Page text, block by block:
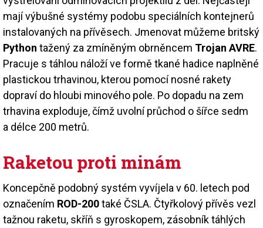
mají výbušné systémy podobu speciálních kontejnerů
instalovaných na přívěsech. Jmenovat můžeme britský
Python tažený za zmíněným obrněncem Trojan AVRE.
Pracuje s táhlou náloží ve formě tkané hadice naplněné
plastickou trhavinou, kterou pomocí nosné rakety
dopraví do hloubi minového pole. Po dopadu na zem
trhavina exploduje, čímž uvolní průchod o šířce sedm
a délce 200 metrů.
Raketou proti minám
Koncepčně podobný systém vyvíjela v 60. letech pod
označením ROD-200také ČSLA. Čtyřkolový přívěs vezl
tažnou raketu, skříň s gyroskopem, zásobník táhlých